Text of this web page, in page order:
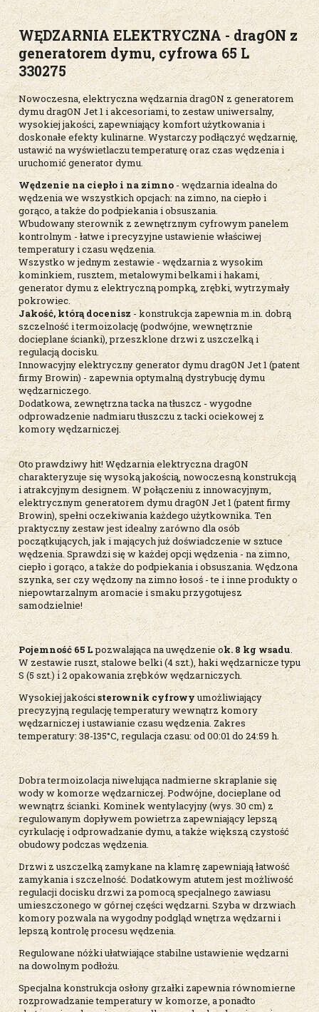
WĘDZARNIA ELEKTRYCZNA - dragON z
generatorem dymu, cyfrowa 65 L
330275
Nowoczesna, elektryczna wędzarnia dragON z generatorem
dymu dragON Jet 1 i akcesoriami, to zestaw uniwersalny,
wysokiej jakości, zapewniający komfort użytkowania i
doskonałe efekty kulinarne. Wystarczy podłączyć wędzarnię,
ustawić na wyświetlaczu temperaturę oraz czas wędzenia i
uruchomić generator dymu.
Wędzenie na ciepło i na zimno - wędzarnia idealna do
wędzenia we wszystkich opcjach: na zimno, na ciepło i
gorąco, a także do podpiekania i obsuszania.
Wbudowany sterownik z zewnętrznym cyfrowym panelem
kontrolnym - łatwe i precyzyjne ustawienie właściwej
temperatury i czasu wędzenia.
Wszystko w jednym zestawie - wędzarnia z wysokim
kominkiem, rusztem, metalowymi belkami i hakami,
generator dymu z elektryczną pompką, zrębki, wytrzymały
pokrowiec.
Jakość, którą docenisz- konstrukcja zapewnia m.in. dobrą
szczelność i termoizolację (podwójne, wewnętrznie
docieplane ścianki), przeszklone drzwi z uszczelką i
regulacją docisku.
Innowacyjny elektryczny generator dymu dragON Jet 1 (patent
firmy Browin) - zapewnia optymalną dystrybucję dymu
wędzarniczego.
Dodatkowa, zewnętrzna tacka na tłuszcz - wygodne
odprowadzenie nadmiaru tłuszczu z tacki ociekowej z
komory wędzarniczej.
Oto prawdziwy hit! Wędzarnia elektryczna dragON
charakteryzuje się wysoką jakością, nowoczesną konstrukcją
i atrakcyjnym designem. W połączeniu z innowacyjnym,
elektrycznym generatorem dymu dragON Jet 1 (patent firmy
Browin), spełni oczekiwania każdego użytkownika. Ten
praktyczny zestaw jest idealny zarówno dla osób
początkujących, jak i mających już doświadczenie w sztuce
wędzenia. Sprawdzi się w każdej opcji wędzenia - na zimno,
ciepło i gorąco, a także do podpiekania i obsuszania. Wędzona
szynka, ser czy wędzony na zimno łosoś - te i inne produkty o
niepowtarzalnym aromacie i smaku przygotujesz
samodzielnie!
Pojemność 65 Lpozwalająca na uwędzenie ok. 8 kg wsadu.
W zestawie ruszt, stalowe belki (4 szt.), haki wędzarnicze typu
S (5 szt.) i 2 opakowania zrębków wędzarniczych.
Wysokiej jakościsterownik cyfrowy umożliwiający
precyzyjną regulację temperatury wewnątrz komory
wędzarniczej i ustawianie czasu wędzenia. Zakres
temperatury: 38-135°C, regulacja czasu: od 00:01 do 24:59 h.
Dobra termoizolacja niwelująca nadmierne skraplanie się
wody w komorze wędzarniczej. Podwójne, docieplane od
wewnątrz ścianki. Kominek wentylacyjny (wys. 30 cm) z
regulowanym dopływem powietrza zapewniający lepszą
cyrkulację i odprowadzanie dymu, a także większą czystość
obudowy podczas wędzenia.
Drzwi z uszczelką zamykane na klamrę zapewniają łatwość
zamykania i szczelność. Dodatkowym atutem jest możliwość
regulacji docisku drzwi za pomocą specjalnego zawiasu
umieszczonego w górnej części wędzarni. Szyba w drzwiach
komory pozwala na wygodny podgląd wnętrza wędzarni i
lepszą kontrolę procesu wędzenia.
Regulowane nóżki ułatwiające stabilne ustawienie wędzarni
na dowolnym podłożu.
Specjalna konstrukcja osłony grzałki zapewnia równomierne
rozprowadzanie temperatury w komorze, a ponadto